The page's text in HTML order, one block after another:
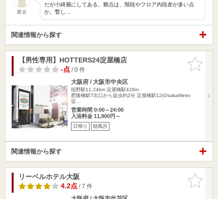
匿名
だが小綺麗にしてある。難点は、階段やフロア内段差が多い点
か。暫し…
関連情報から探す
お気に入
りに追加
【男性専用】HOTTERS24淀屋橋店
-点/ 0 件
大阪府 / 大阪市中央区
稲野駅11.24km 淀屋橋駅429m
肥後橋駅7出口から徒歩約2分 淀屋橋駅12(OsakaMetro
淀…
営業時間 0:00～24:00
入浴料金 11,900円～
日帰り 朝風呂
関連情報から探す
お気に入
りに追加
リーベルホテル大阪
4.2点/ 7 件